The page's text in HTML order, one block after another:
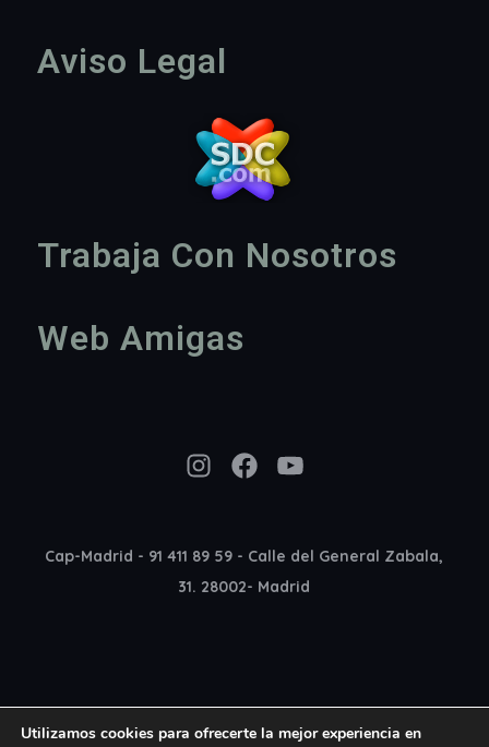
Aviso Legal
Trabaja Con Nosotros
Web Amigas
InstagramFacebookYouTube
Cap-Madrid - 91 411 89 59 - Calle del General Zabala,
31. 28002- Madrid
Utilizamos cookies para ofrecerte la mejor experiencia en